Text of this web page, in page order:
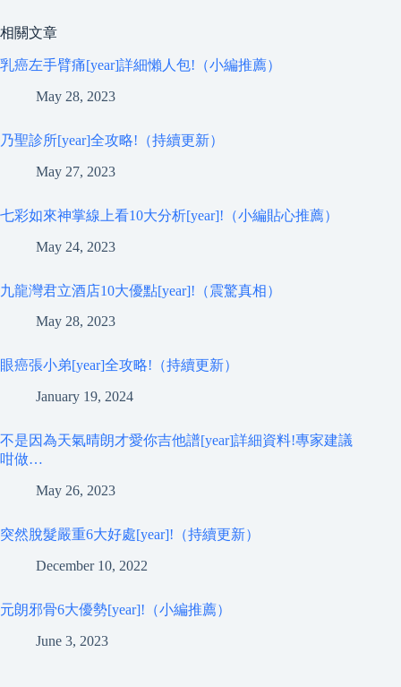
相關文章
乳癌左手臂痛[year]詳細懶人包!（小編推薦）
May 28, 2023
乃聖診所[year]全攻略!（持續更新）
May 27, 2023
七彩如來神掌線上看10大分析[year]!（小編貼心推薦）
May 24, 2023
九龍灣君立酒店10大優點[year]!（震驚真相）
May 28, 2023
眼癌張小弟[year]全攻略!（持續更新）
January 19, 2024
不是因為天氣晴朗才愛你吉他譜[year]詳細資料!專家建議
咁做…
May 26, 2023
突然脫髮嚴重6大好處[year]!（持續更新）
December 10, 2022
元朗邪骨6大優勢[year]!（小編推薦）
June 3, 2023